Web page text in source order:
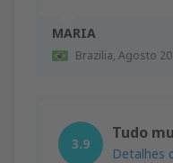
MARIA
Brazilia, Agosto
3.9
Tudo
Detalhes